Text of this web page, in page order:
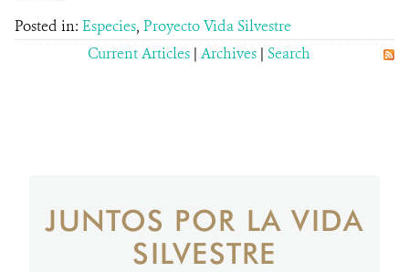
Posted in: Especies, Proyecto Vida Silvestre
Current Articles | Archives | Search
JUNTOS POR LA VIDA
SILVESTRE